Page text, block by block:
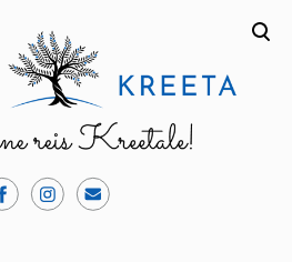
Vaata ostukorvi